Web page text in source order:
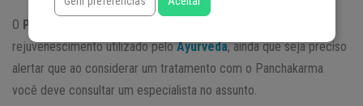
O Panchakarma
rejuvenescimento utilizado peloAyurveda, ainda que seja preciso
alertar que ao considerar um tratamento com o Panchakarma
você deve consultar um especialista no assunto.